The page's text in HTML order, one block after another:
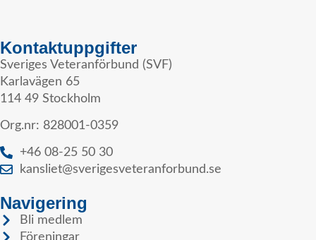
Kontaktuppgifter
Sveriges Veteranförbund (SVF)
Karlavägen 65
114 49 Stockholm
Org.nr: 828001-0359
+46 08-25 50 30
kansliet@sverigesveteranforbund.se
Navigering
Bli medlem